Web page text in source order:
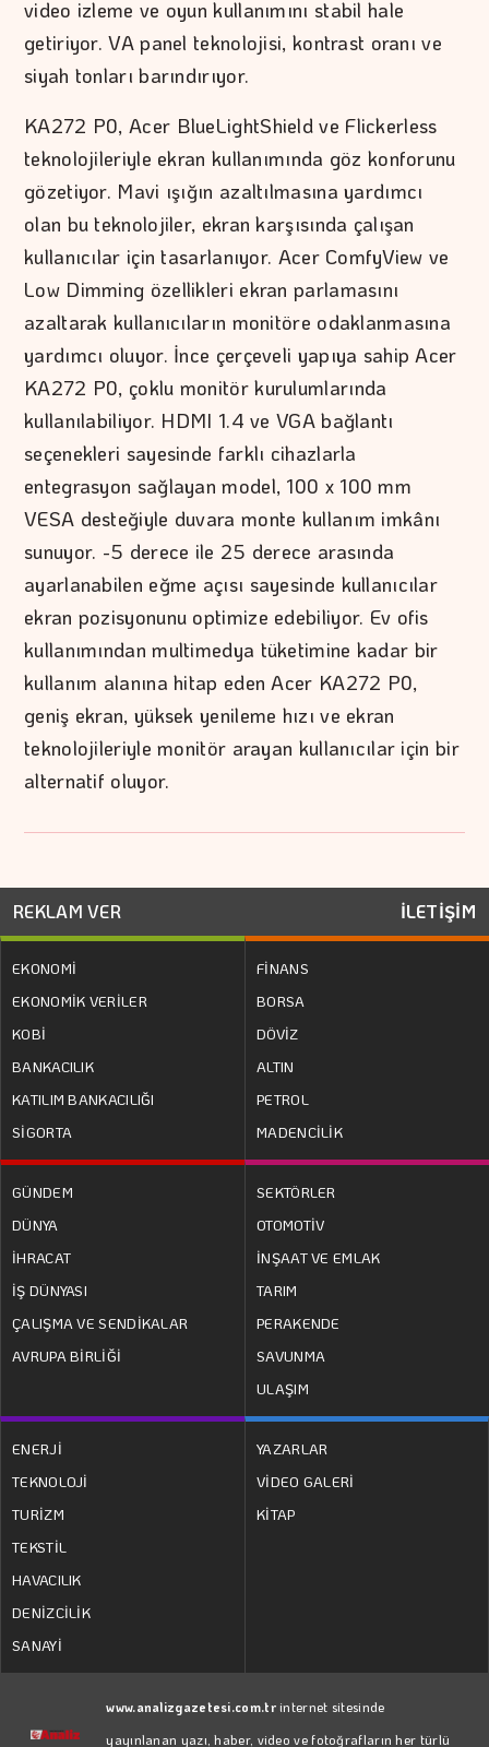
video izleme ve oyun kullanımını stabil hale
getiriyor. VA panel teknolojisi, kontrast oranı ve
siyah tonları barındırıyor.
KA272 P0, Acer BlueLightShield ve Flickerless
teknolojileriyle ekran kullanımında göz konforunu
gözetiyor. Mavi ışığın azaltılmasına yardımcı
olan bu teknolojiler, ekran karşısında çalışan
kullanıcılar için tasarlanıyor. Acer ComfyView ve
Low Dimming özellikleri ekran parlamasını
azaltarak kullanıcıların monitöre odaklanmasına
yardımcı oluyor. İnce çerçeveli yapıya sahip Acer
KA272 P0, çoklu monitör kurulumlarında
kullanılabiliyor. HDMI 1.4 ve VGA bağlantı
seçenekleri sayesinde farklı cihazlarla
entegrasyon sağlayan model, 100 x 100 mm
VESA desteğiyle duvara monte kullanım imkânı
sunuyor. -5 derece ile 25 derece arasında
ayarlanabilen eğme açısı sayesinde kullanıcılar
ekran pozisyonunu optimize edebiliyor. Ev ofis
kullanımından multimedya tüketimine kadar bir
kullanım alanına hitap eden Acer KA272 P0,
geniş ekran, yüksek yenileme hızı ve ekran
teknolojileriyle monitör arayan kullanıcılar için bir
alternatif oluyor.
REKLAM VER İLETİŞİM
EKONOMİ
EKONOMİK VERİLER
KOBİ
BANKACILIK
KATILIM BANKACILIĞI
SİGORTA
FİNANS
BORSA
DÖVİZ
ALTIN
PETROL
MADENCİLİK
GÜNDEM
DÜNYA
İHRACAT
İŞ DÜNYASI
ÇALIŞMA VE SENDİKALAR
AVRUPA BİRLİĞİ
SEKTÖRLER
OTOMOTİV
İNŞAAT VE EMLAK
TARIM
PERAKENDE
SAVUNMA
ULAŞIM
ENERJİ
TEKNOLOJİ
TURİZM
TEKSTİL
HAVACILIK
DENİZCİLİK
SANAYİ
YAZARLAR
VİDEO GALERİ
KİTAP
www.analizgazetesi.com.trinternet sitesinde
yayınlanan yazı, haber, video ve fotoğrafların her türlü